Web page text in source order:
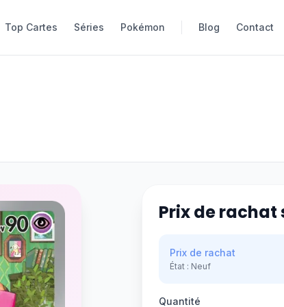
Top Cartes Séries Pokémon Blog Contact
Top Cartes Séries Pokémon Blog Contact
Prix de rachat
Prix de rachat
État : Neuf
Quantité